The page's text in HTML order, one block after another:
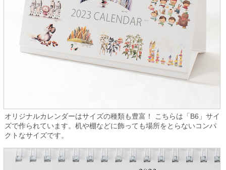
オリジナルカレンダーはサイズの種類も豊富！ こちらは「B6」サイ
ズで作られています。机や棚などに飾っても場所をとらないコンパ
クトなサイズです。